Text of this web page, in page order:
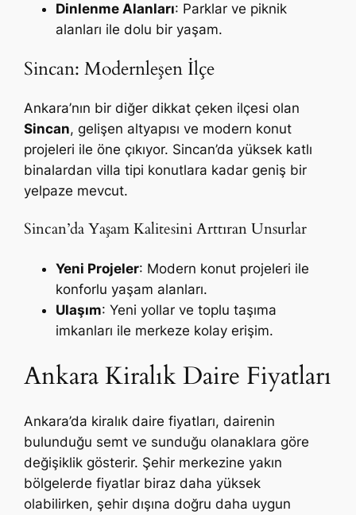
Dinlenme Alanları: Parklar ve piknik
alanları ile dolu bir yaşam.
Sincan: Modernleşen İlçe
Ankara’nın bir diğer dikkat çeken ilçesi olan
Sincan, gelişen altyapısı ve modern konut
projeleri ile öne çıkıyor. Sincan’da yüksek katlı
binalardan villa tipi konutlara kadar geniş bir
yelpaze mevcut.
Sincan’da Yaşam Kalitesini Arttıran Unsurlar
Yeni Projeler: Modern konut projeleri ile
konforlu yaşam alanları.
Ulaşım: Yeni yollar ve toplu taşıma
imkanları ile merkeze kolay erişim.
Ankara Kiralık Daire Fiyatları
Ankara’da kiralık daire fiyatları, dairenin
bulunduğu semt ve sunduğu olanaklara göre
değişiklik gösterir. Şehir merkezine yakın
bölgelerde fiyatlar biraz daha yüksek
olabilirken, şehir dışına doğru daha uygun